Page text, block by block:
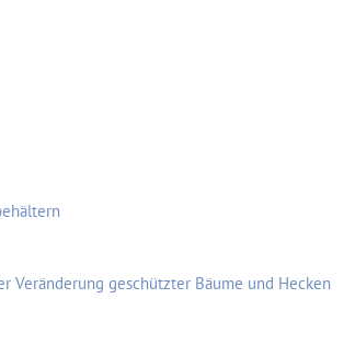
Veränderung geschützter Bäume und Hecken